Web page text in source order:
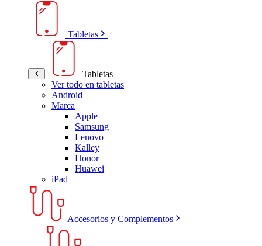
Tabletas
Tabletas
Ver todo en tabletas
Android
Marca
Apple
Samsung
Lenovo
Kalley
Honor
Huawei
iPad
Accesorios y Complementos